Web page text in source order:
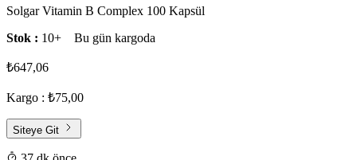
Solgar Vitamin B Complex 100 Kapsül
Stok : 10+ Bu gün kargoda
₺647,06
Kargo : ₺75,00
Siteye Git